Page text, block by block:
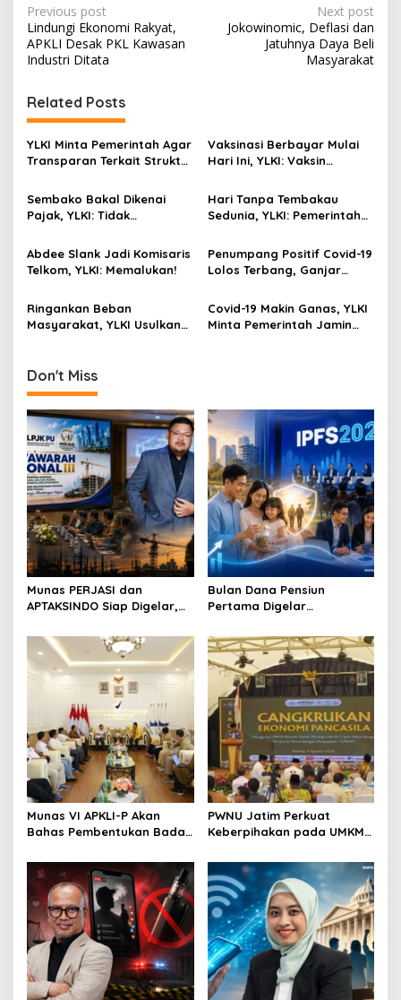
P
o
s
t
n
a
v
i
g
a
t
o
Previous post
Lindungi Ekonomi Rakyat,
APKLI Desak PKL Kawasan
Industri Ditata
Next post
Jokowinomic, Deflasi dan
Jatuhnya Daya Beli
Masyarakat
Related Posts
YLKI Minta Pemerintah Agar
Transparan Terkait Struktur
Vaksinasi Berbayar Mulai
Hari Ini, YLKI: Vaksin
Sembako Bakal Dikenai
Pajak, YLKI: Tidak
Batalkan!
Hari Tanpa Tembakau
Sedunia, YLKI: Pemerintah
Covid-19 Sebagai
Momentum Bebas Bahaya
Abdee Slank Jadi Komisaris
Telkom, YLKI: Memalukan!
Penumpang Positif Covid-19
Lolos Terbang, Ganjar
Bandara Dan Minta SOP
Diperbaiki
Ringankan Beban
Masyarakat, YLKI Usulkan
Covid-19 Makin Ganas, YLKI
Minta Pemerintah Jamin
Don't Miss
Munas PERJASI dan
APTAKSINDO Siap Digelar,
Revisi AD/ART
Bulan Dana Pensiun
Pertama Digelar
Perkuat Ekosistem Pensiun
Berkelanjutan
Munas VI APKLI-P Akan
Bahas Pembentukan Badan
Dinilai Penting Hadapi
Bonus Demografi
PWNU Jatim Perkuat
Keberpihakan pada UMKM